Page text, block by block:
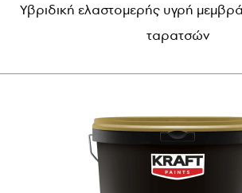
Yβριδική ελαστομερής υγρή
ταρατσών